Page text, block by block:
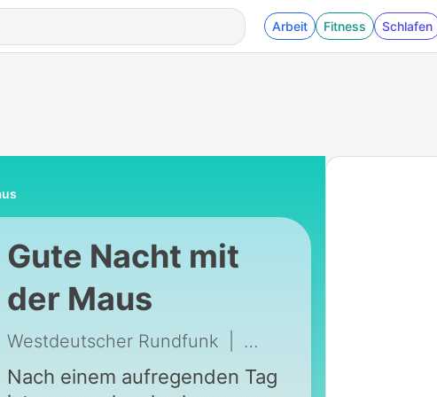
Arbeit Fitness Schlafen
Gute Nacht mit
der Maus
Westdeutscher Rundfunk 2170 - Im Nest
Nach einem aufregenden Tag